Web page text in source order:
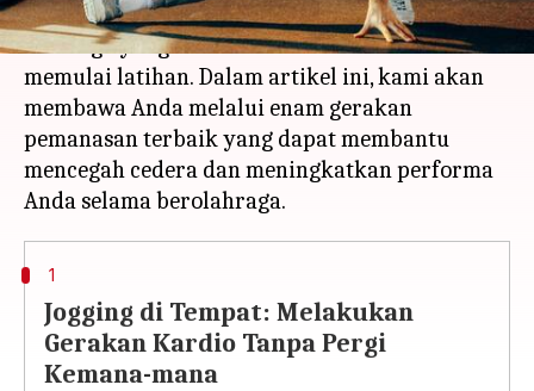
Pemanasan adalah bagian penting dari rutinitas
olahraga yang harus dilakukan sebelum
memulai latihan. Dalam artikel ini, kami akan
membawa Anda melalui enam gerakan
pemanasan terbaik yang dapat membantu
mencegah cedera dan meningkatkan performa
1
Jogging di Tempat: Melakukan
Gerakan Kardio Tanpa Pergi
Kemana-mana